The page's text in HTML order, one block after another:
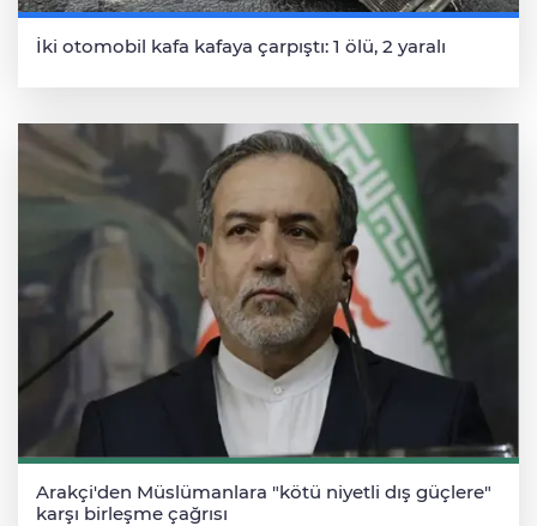
İki otomobil kafa kafaya çarpıştı: 1 ölü, 2 yaralı
Arakçi'den Müslümanlara "kötü niyetli dış güçlere"
karşı birleşme çağrısı